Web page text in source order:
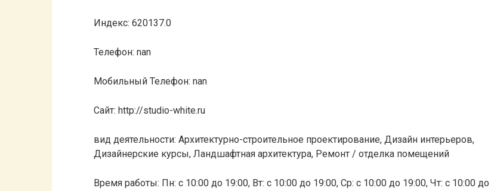
Индекс: 620137.0
Телефон: nan
Мобильный Телефон: nan
Сайт: http://studio-white.ru
вид деятельности: Архитектурно-строительное проектирование, Дизайн интерьеров,
Дизайнерские курсы, Ландшафтная архитектура, Ремонт / отделка помещений
Время работы: Пн: с 10:00 до 19:00, Вт: с 10:00 до 19:00, Ср: с 10:00 до 19:00, Чт: с 10:00 до